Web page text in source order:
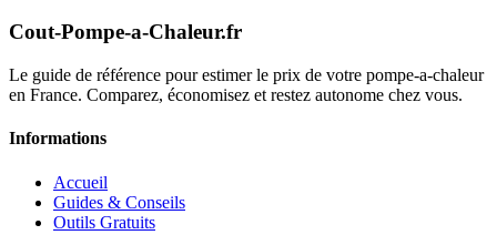
Cout-Pompe-a-Chaleur.fr
Le guide de référence pour estimer le prix de votre pompe-a-chaleur
en France. Comparez, économisez et restez autonome chez vous.
Informations
Accueil
Guides & Conseils
Outils Gratuits